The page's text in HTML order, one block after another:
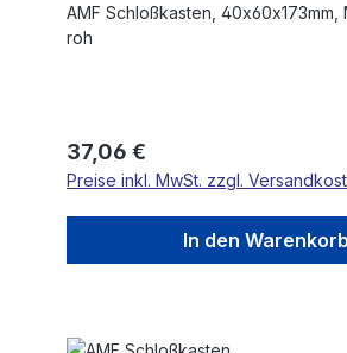
AMF Schloßkasten, 40x60x173mm,
roh
Regulärer Preis:
37,06 €
Preise inkl. MwSt. zzgl.
In den Warenkorb